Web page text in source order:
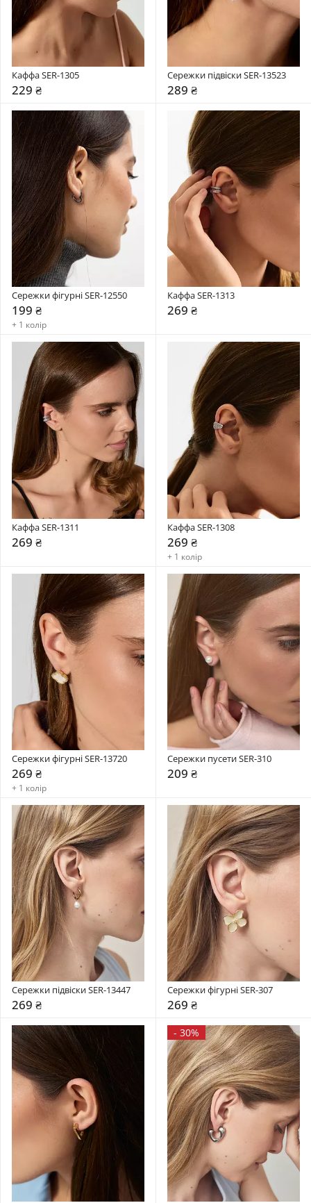
Каффа SER-1305
229 ₴
Сережки підвіски SER-13523
289 ₴
Сережки фігурні SER-12550
199 ₴
+ 1 колір
Каффа SER-1313
269 ₴
Каффа SER-1311
269 ₴
Каффа SER-1308
269 ₴
+ 1 колір
Сережки фігурні SER-13720
269 ₴
+ 1 колір
Сережки пусети SER-310
209 ₴
Сережки підвіски SER-13447
269 ₴
Сережки фігурні SER-307
269 ₴
- 30%